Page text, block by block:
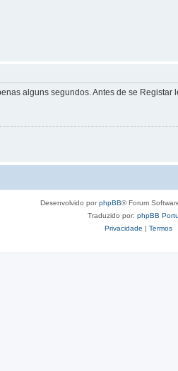
alguns segundos. Antes de se
Desenvolvido porphpBB® Forum
Traduzido por: phpBB
Privacidade | Termos